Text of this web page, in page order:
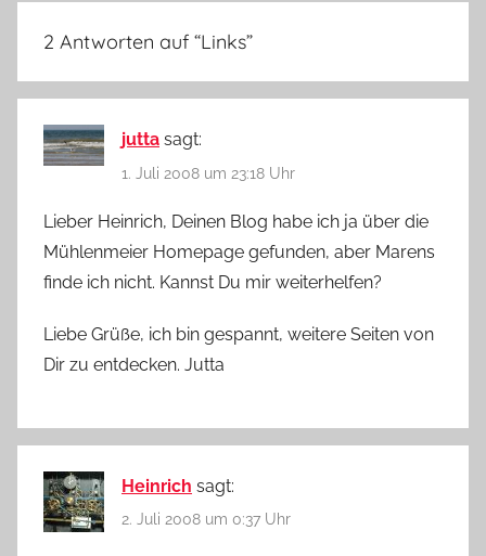
2 Antworten auf “Links”
jutta sagt:
1. Juli 2008 um 23:18 Uhr
Lieber Heinrich, Deinen Blog habe ich ja über die
Mühlenmeier Homepage gefunden, aber Marens
finde ich nicht. Kannst Du mir weiterhelfen?
Liebe Grüße, ich bin gespannt, weitere Seiten von
Dir zu entdecken. Jutta
Heinrich sagt:
2. Juli 2008 um 0:37 Uhr